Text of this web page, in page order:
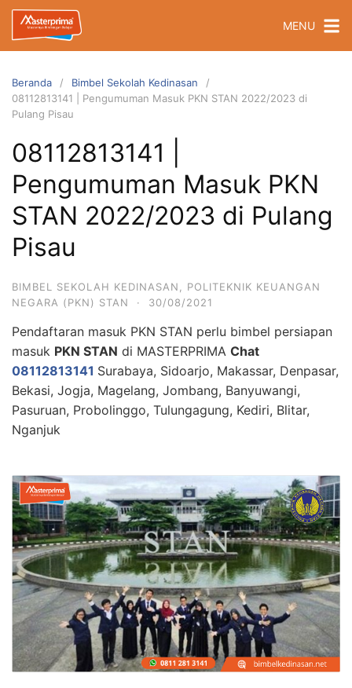
Langsung
konten
MENU
Beranda
Bimbel Sekolah Kedinasan
08112813141 | Pengumuman Masuk PKN STAN 2022/2023 di
Pulang Pisau
08112813141 |
Pengumuman Masuk PKN
STAN 2022/2023 di Pulang
Pisau
BIMBEL SEKOLAH KEDINASAN
POLITEKNIK KEUANGAN
NEGARA (PKN) STAN
· 30/08/2021
Pendaftaran masuk PKN STAN perlu bimbel persiapan
masuk PKN STAN di MASTERPRIMA Chat
08112813141 Surabaya, Sidoarjo, Makassar, Denpasar,
Bekasi, Jogja, Magelang, Jombang, Banyuwangi,
Pasuruan, Probolinggo, Tulungagung, Kediri, Blitar,
Nganjuk